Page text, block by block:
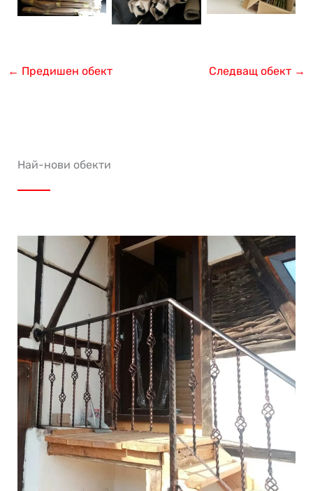
← Предишен обект Следващ обект →
Най-нови обекти